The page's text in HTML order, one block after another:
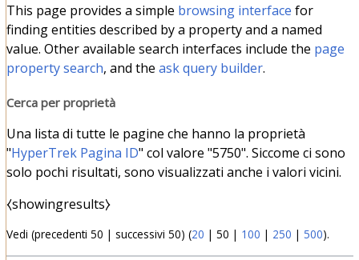
This page provides a simple browsing interface for
finding entities described by a property and a named
value. Other available search interfaces include the page
property search, and the ask query builder.
Cerca per proprietà
Una lista di tutte le pagine che hanno la proprietà
"HyperTrek Pagina ID" col valore "5750". Siccome ci sono
solo pochi risultati, sono visualizzati anche i valori vicini.
⧼showingresults⧽
Vedi (precedenti 50 | successivi 50) (20 | 50 | 100 | 250 | 500).